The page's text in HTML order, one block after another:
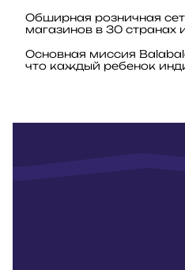
Обширная розничная
магазинов в 30 странах
Основная миссия
что каждый ребенок